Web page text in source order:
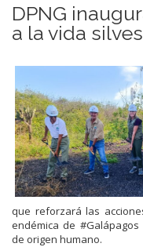
DPNG
a la vida
que reforzará las
endémica de
de origen humano.